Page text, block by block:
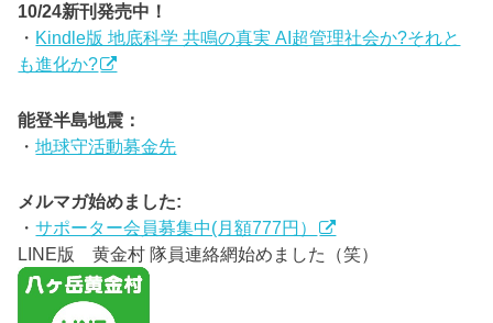
10/24新刊発売中！
・ Kindle版 地底科学 共鳴の真実 AI超管理社会か?それと
も進化か?
能登半島地震：
・地球守活動募金先
メルマガ始めました:
・サポーター会員募集中(月額777円）
LINE版 黄金村 隊員連絡網始めました（笑）